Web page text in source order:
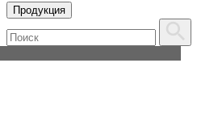
Продукция